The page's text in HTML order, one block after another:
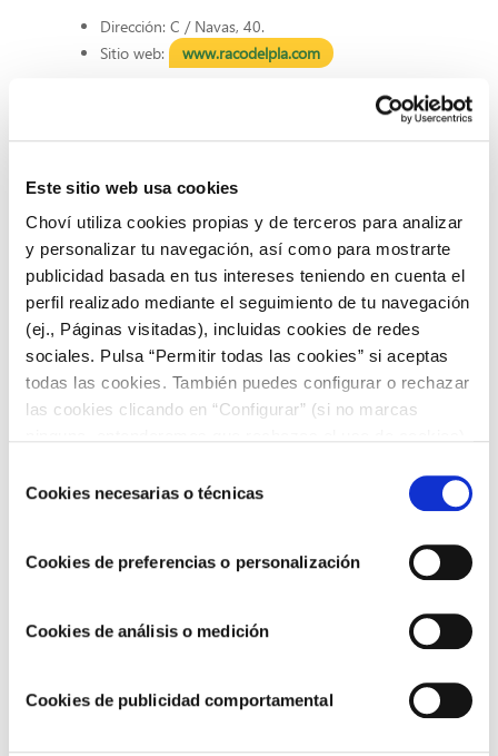
Este sitio web usa cookies
Choví utiliza cookies propias y de terceros para analizar
y personalizar tu navegación, así como para mostrarte
publicidad basada en tus intereses teniendo en cuenta el
perfil realizado mediante el seguimiento de tu navegación
(ej., Páginas visitadas), incluidas cookies de redes
sociales. Pulsa “Permitir todas las cookies” si aceptas
todas las cookies. También puedes configurar o rechazar
las cookies clicando en “Configurar” (si no marcas
COOKIES.
deCookies necesarias o técnicas
Cookies de preferencias o personalización
Cookies de análisis o medición
Cookies de publicidad comportamental
Dirección: C / Navas, 40.
Sitio web:
www.racodelpla.com
Situado en el parque de la Ereta, en el lado del monte
maravillosas vistas de la costa, el castillo y el centro de la
ciudad, es decir, está ubicado en el entorno más encantador.
Se especializan en cocina muy elaborada.
Información útil
Dirección: Parque de la Ereta, Monte Benacantil.
Página web:
www.laereta.es
8. Bar Guillermo
«montaditos», pequeños sándwiches con variados rellenos.
Información útil
Página web:
www.barguillermo.es